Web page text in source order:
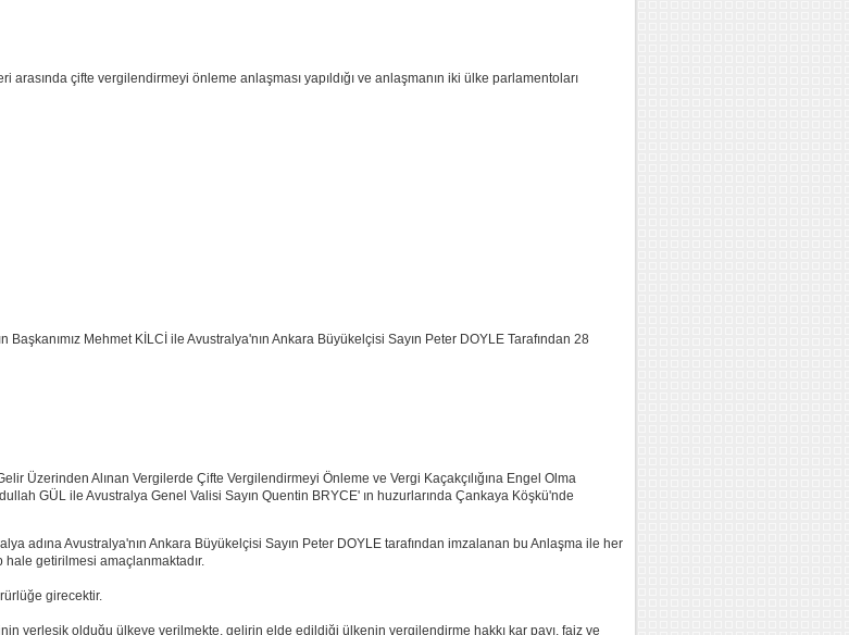
çifte vergilendirmeyi önleme anlaşması yapıldığı ve anlaşmanın iki ülke parlamentoları
Mehmet KİLCİ ile Avustralya'nın Ankara Büyükelçisi Sayın Peter DOYLE Tarafından 28
Üzerinden Alınan Vergilerde Çifte Vergilendirmeyi Önleme ve Vergi Kaçakçılığına Engel Olma
GÜL ile Avustralya Genel Valisi Sayın Quentin BRYCE' ın huzurlarında Çankaya Köşkü'nde
adına Avustralya'nın Ankara Büyükelçisi Sayın Peter DOYLE tarafından imzalanan bu Anlaşma ile her
hale getirilmesi amaçlanmaktadır.
girecektir.
yerleşik olduğu ülkeye verilmekte, gelirin elde edildiği ülkenin vergilendirme hakkı kar payı, faiz ve